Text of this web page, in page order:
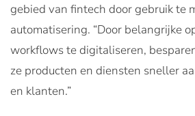
gebied van fintech door gebruik te
automatisering. “Door belangrijke
workflows te digitaliseren,
ze producten en diensten sneller
en klanten.”